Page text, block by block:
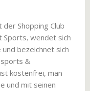
der Shopping Club
Sports, wendet sich
bezeichnet sich
&
kostenfrei, man
und mit seinen